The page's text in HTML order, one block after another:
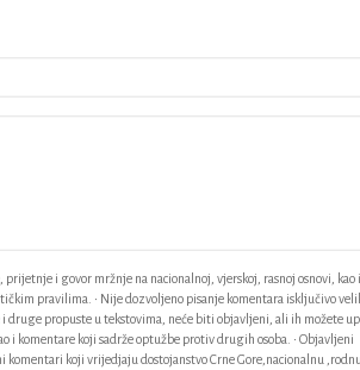
i govor mržnje na nacionalnoj, vjerskoj, rasnoj osnovi, kao i
pravilima. • Nije dozvoljeno pisanje komentara isključivo
druge propuste u tekstovima, neće biti objavljeni, ali ih možete
i komentare koji sadrže optužbe protiv drugih osoba. • Objavljeni
koji vrijedjaju dostojanstvo Crne Gore,nacionalnu